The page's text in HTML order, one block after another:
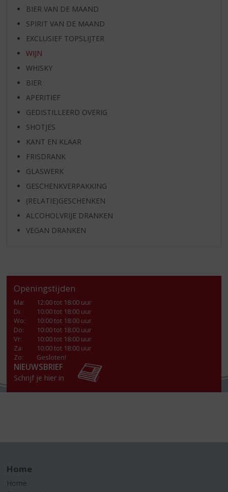
BIER VAN DE MAAND
SPIRIT VAN DE MAAND
EXCLUSIEF TOPSLIJTER
WIJN
WHISKY
BIER
APERITIEF
GEDISTILLEERD OVERIG
SHOTJES
KANT EN KLAAR
FRISDRANK
GLASWERK
GESCHENKVERPAKKING
(RELATIE)GESCHENKEN
ALCOHOLVRIJE DRANKEN
VEGAN DRANKEN
Openingstijden
Ma:
12:00 tot 18:00 uur
Di:
10:00 tot 18:00 uur
Wo:
10:00 tot 18:00 uur
Do:
10:00 tot 18:00 uur
Vr:
10:00 tot 18:00 uur
Za:
10:00 tot 18:00 uur
Zo:
Gesloten!
NIEUWSBRIEF
Schrijf je hier in
Home
Home